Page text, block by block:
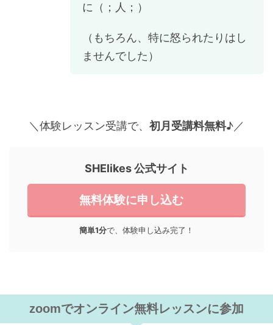
に（；人；）
（もちろん、特に怒られたりはし
ませんでした）
＼体験レッスン受講で、 初月受講料無料♪／
SHElikes 公式サイト
無料体験に申し込む
簡単1分で、体験申し込み完了！
zoomでオンライン無料レッスンに参加